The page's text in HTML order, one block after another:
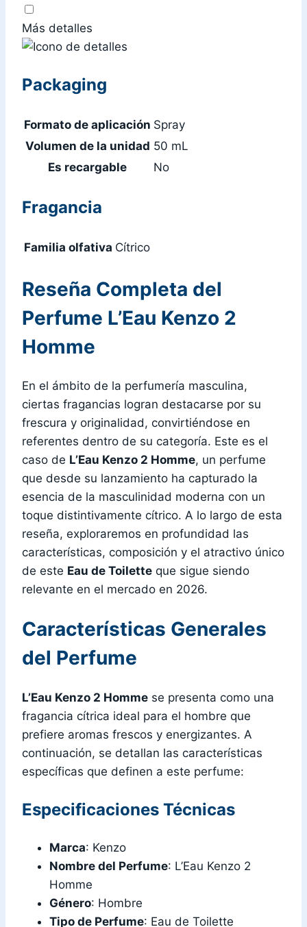
Más detalles
Packaging
Formato de aplicación Spray
Volumen de la unidad 50 mL
Es recargable
No
Fragancia
Familia olfativa Cítrico
Reseña Completa del
Perfume L’Eau Kenzo 2
Homme
En el ámbito de la perfumería masculina,
ciertas fragancias logran destacarse por su
frescura y originalidad, convirtiéndose en
referentes dentro de su categoría. Este es el
caso de L’Eau Kenzo 2 Homme, un perfume
que desde su lanzamiento ha capturado la
esencia de la masculinidad moderna con un
toque distintivamente cítrico. A lo largo de esta
reseña, exploraremos en profundidad las
características, composición y el atractivo único
de este Eau de Toilette que sigue siendo
relevante en el mercado en 2026.
Características Generales
del Perfume
L’Eau Kenzo 2 Homme se presenta como una
fragancia cítrica ideal para el hombre que
prefiere aromas frescos y energizantes. A
continuación, se detallan las características
específicas que definen a este perfume:
Especificaciones Técnicas
Marca: Kenzo
Nombre del Perfume: L’Eau Kenzo 2
Homme
Género: Hombre
Tipo de Perfume: Eau de Toilette